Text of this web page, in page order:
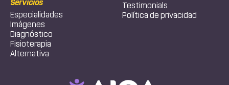
Servicios
Especialidades
Imágenes
Diagnóstico
Fisioterapia
Alternativa
Testimonials
Política de privacidad